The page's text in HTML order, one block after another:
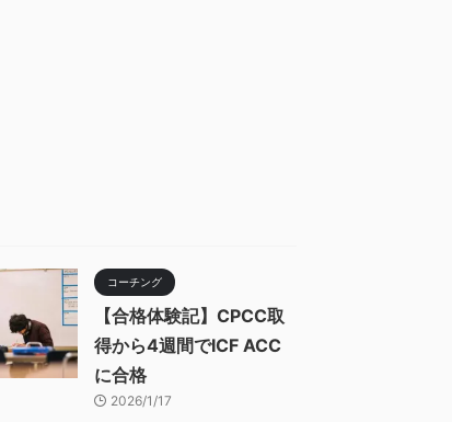
コーチング
【合格体験記】CPCC取
得から4週間でICF ACC
に合格
2026/1/17